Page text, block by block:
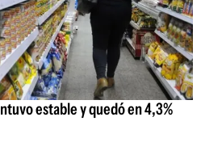
estable y quedó en 4,3%